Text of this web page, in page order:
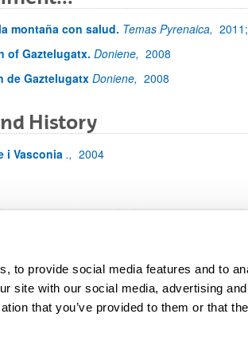
to provide social media features and to
site with our social media, advertising
that you’ve provided to them or that
montaña con salud. Temas Pyrenaica, 2011;
of Gaztelugatx. Doniene, 2008
de GaztelugatxDoniene, 2008
History
i Vasconia., 2004
El
Jose Luis Goti Dynamis 18, 1998